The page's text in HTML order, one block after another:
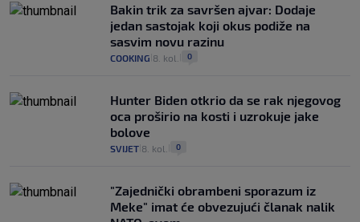
Bakin trik za savršen ajvar: Dodaje
jedan sastojak koji okus podiže na
sasvim novu razinu
COOKING 8. kol. 0
Hunter Biden otkrio da se rak njegovog
oca proširio na kosti i uzrokuje jake
bolove
SVIJET 8. kol. 0
"Zajednički obrambeni sporazum iz
Meke" imat će obvezujući članak nalik